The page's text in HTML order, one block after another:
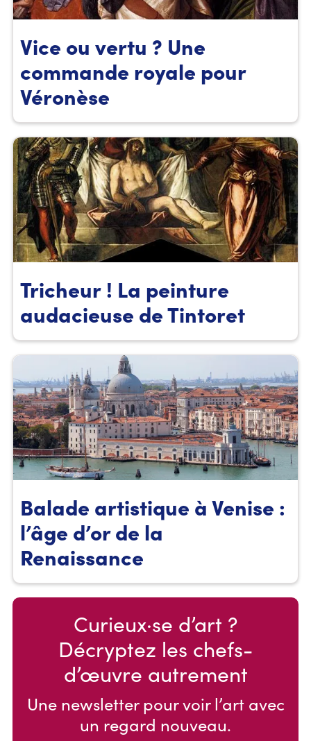
Vice ou vertu ? Une
commande royale pour
Véronèse
Tricheur ! La peinture
audacieuse de Tintoret
Balade artistique à Venise :
l’âge d’or de la
Renaissance
Curieux·se d’art ?
Décryptez les chefs-
d’œuvre autrement
Une newsletter pour voir l’art avec
un regard nouveau.